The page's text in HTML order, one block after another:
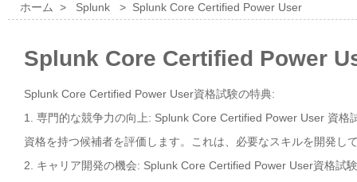
ホーム > Splunk > Splunk Core Certified Power User
Splunk Core Certified Power
Splunk Core Certified Power User資格試験の特典:
1. 専門的な競争力の向上: Splunk Core Certified Power User 資
資格を持つ候補者を評価します。これは、必要なスキルを開発し
2. キャリア開発の機会: Splunk Core Certified Power User資格試